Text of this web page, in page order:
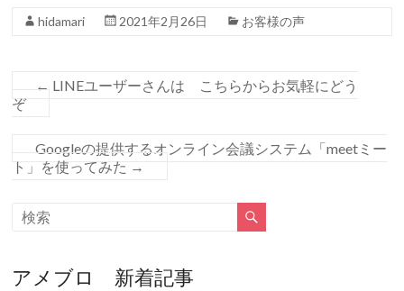
o
k
hidamari 2021年2月26日 お客様の声
← LINEユーザーさんは こちらからお気軽にどう
ぞ
Googleの提供するオンライン会議システム「meetミー
ト」を使ってみた →
アメブロ 新着記事